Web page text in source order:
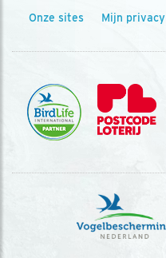
Onze sites Mijn privacy